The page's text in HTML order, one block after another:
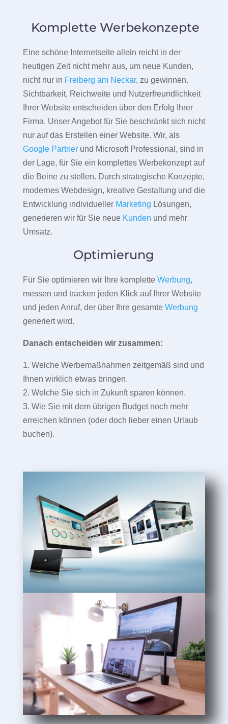
Komplette Werbekonzepte
Eine schöne Internetseite allein reicht in der
heutigen Zeit nicht mehr aus, um neue Kunden,
nicht nur in Freiberg am Neckar, zu gewinnen.
Sichtbarkeit, Reichweite und Nutzerfreundlichkeit
Ihrer Website entscheiden über den Erfolg Ihrer
Firma. Unser Angebot für Sie beschränkt sich nicht
nur auf das Erstellen einer Website. Wir, als
Google Partnerund Microsoft Professional, sind in
der Lage, für Sie ein komplettes Werbekonzept auf
die Beine zu stellen. Durch strategische Konzepte,
modernes Webdesign, kreative Gestaltung und die
Entwicklung individueller Marketing Lösungen,
generieren wir für Sie neue Kunden und mehr
Umsatz.
Optimierung
Für Sie optimieren wir Ihre komplette Werbung,
messen und tracken jeden Klick auf Ihrer Website
und jeden Anruf, der über Ihre gesamte Werbung
generiert wird.
Danach entscheiden wir zusammen:
1. Welche Werbemaßnahmen zeitgemäß sind und
Ihnen wirklich etwas bringen.
2. Welche Sie sich in Zukunft sparen können.
3. Wie Sie mit dem übrigen Budget noch mehr
erreichen können (oder doch lieber einen Urlaub
buchen).